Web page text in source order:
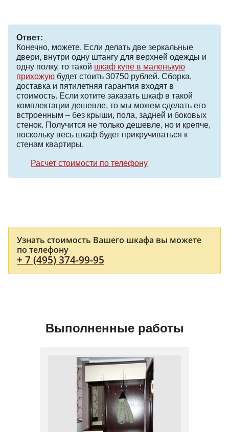
Ответ:
Конечно, можете. Если делать две зеркальные
двери, внутри одну штангу для верхней одежды и
одну полку, то такой шкаф купе в маленькую
прихожую будет стоить 30750 рублей. Сборка,
доставка и пятилетняя гарантия входят в
стоимость. Если хотите заказать шкаф в такой
комплектации дешевле, то мы можем сделать его
встроенным – без крыши, пола, задней и боковых
стенок. Получится не только дешевле, но и крепче,
поскольку весь шкаф будет прикручиваться к
стенам квартиры.
Расчет стоимости по телефону
Узнать стоимость Вашего шкафа вы можете
по телефону
+ 7 (495) 374-99-95
Выполненные работы